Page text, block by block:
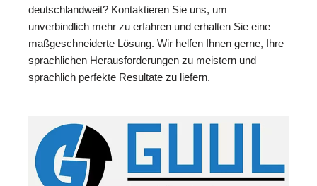
deutschlandweit? Kontaktieren Sie uns, um
unverbindlich mehr zu erfahren und erhalten Sie eine
maßgeschneiderte Lösung. Wir helfen Ihnen gerne, Ihre
sprachlichen Herausforderungen zu meistern und
sprachlich perfekte Resultate zu liefern.